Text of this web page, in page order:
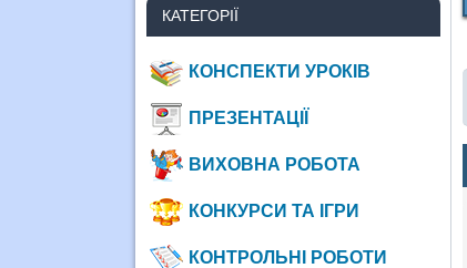
КАТЕГОРІЇ
КОНСПЕКТИ УРОКІВ
ПРЕЗЕНТАЦІЇ
ВИХОВНА РОБОТА
КОНКУРСИ ТА ІГРИ
КОНТРОЛЬНІ РОБОТИ